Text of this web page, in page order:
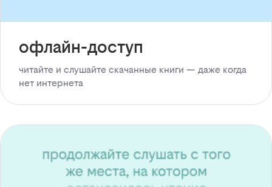
офлайн-доступ
читайте и слушайте скачанные книги — даже когда
нет интернета